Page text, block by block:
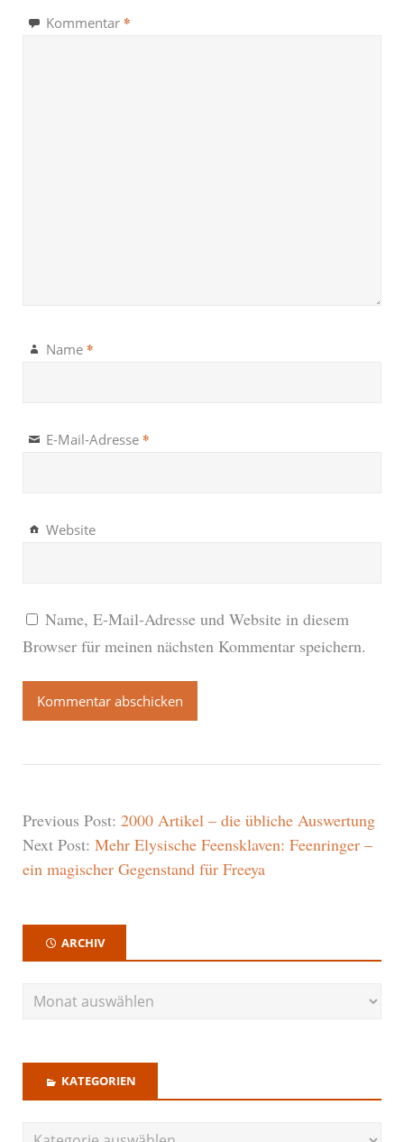
Kommentar *
Name *
E-Mail-Adresse *
Website
Name, E-Mail-Adresse und Website in diesem
Browser für meinen nächsten Kommentar speichern.
Previous Post: 2000 Artikel – die übliche Auswertung
Next Post: Mehr Elysische Feensklaven: Feenringer –
ein magischer Gegenstand für Freeya
ARCHIV
KATEGORIEN